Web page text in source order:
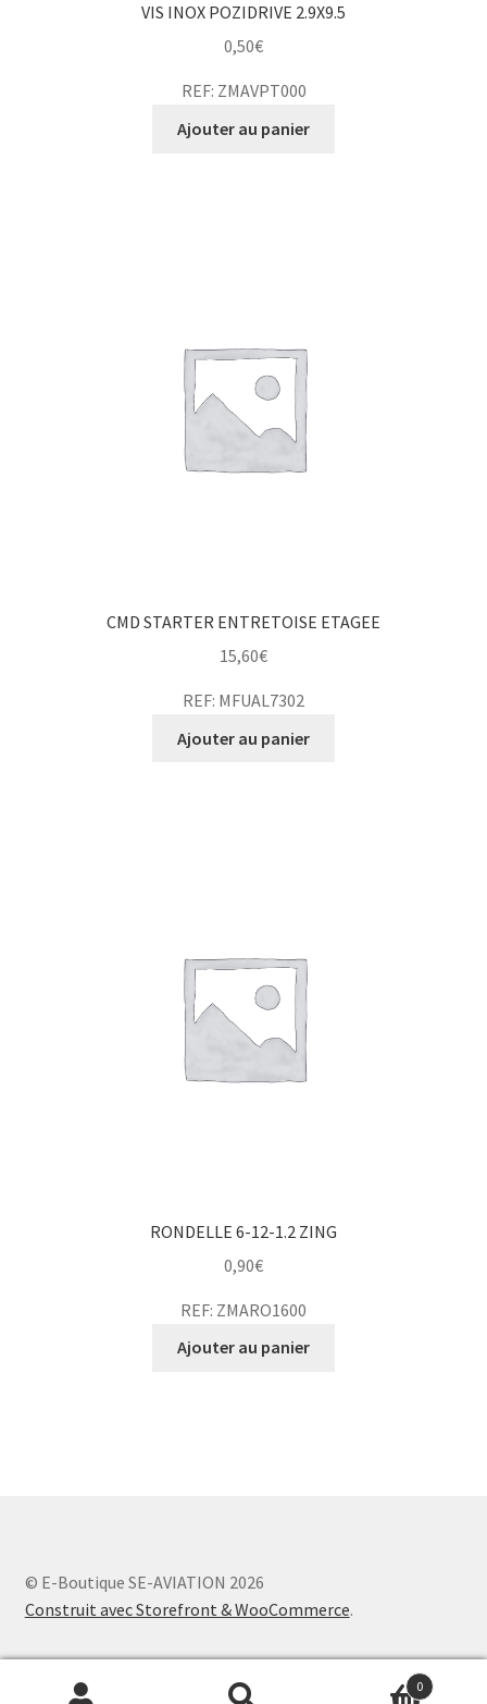
VIS INOX POZIDRIVE 2.9X9.5
0,50€
REF: ZMAVPT000
Ajouter au panier
CMD STARTER ENTRETOISE ETAGEE
15,60€
REF: MFUAL7302
Ajouter au panier
RONDELLE 6-12-1.2 ZING
0,90€
REF: ZMARO1600
Ajouter au panier
© E-Boutique SE-AVIATION 2026
Construit avec Storefront & WooCommerce.
0